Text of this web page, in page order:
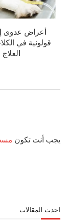
أعراض عدوى
قولونية في
العلاج
يجب أنت تكون
احدث المقالات